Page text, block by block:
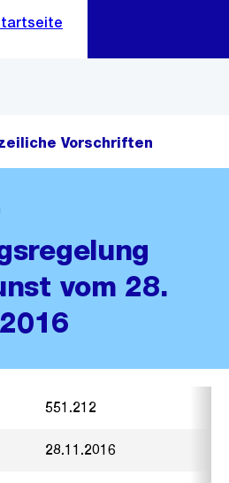
ein Vorschriften
vom 28.
551.212
28.11.2016